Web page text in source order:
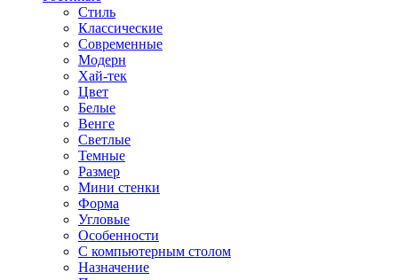
Стиль
Классические
Современные
Модерн
Хай-тек
Цвет
Белые
Венге
Светлые
Темные
Размер
Мини стенки
Форма
Угловые
Особенности
С компьютерным столом
Назначение